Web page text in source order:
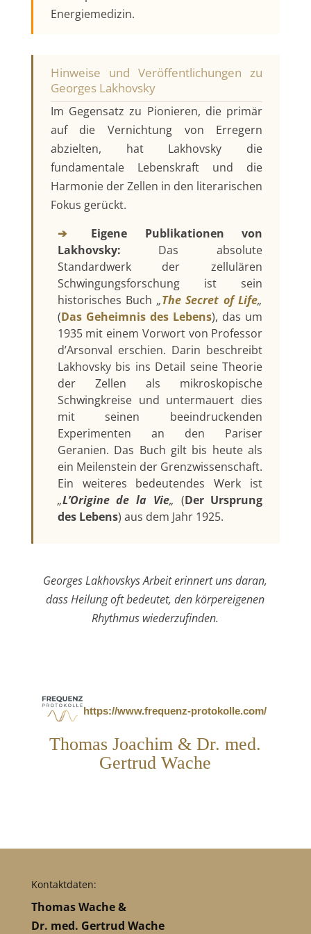
Energiemedizin.
Hinweise und Veröffentlichungen zu
Georges Lakhovsky
Im Gegensatz zu Pionieren, die primär
auf die Vernichtung von Erregern
abzielten, hat Lakhovsky die
fundamentale Lebenskraft und die
Harmonie der Zellen in den literarischen
Fokus gerückt.
➔
Eigene Publikationen von
Lakhovsky: Das absolute
Standardwerk der zellulären
Schwingungsforschung ist sein
historisches Buch „The Secret of Life„
(Das Geheimnis des Lebens), das um
1935 mit einem Vorwort von Professor
d’Arsonval erschien. Darin beschreibt
Lakhovsky bis ins Detail seine Theorie
der Zellen als mikroskopische
Schwingkreise und untermauert dies
mit seinen beeindruckenden
Experimenten an den Pariser
Geranien. Das Buch gilt bis heute als
ein Meilenstein der Grenzwissenschaft.
Ein weiteres bedeutendes Werk ist
„L’Origine de la Vie„ (Der Ursprung
des Lebens) aus dem Jahr 1925.
Georges Lakhovskys Arbeit erinnert uns daran,
dass Heilung oft bedeutet, den körpereigenen
Rhythmus wiederzufinden.
https://www.frequenz-protokolle.com/
Thomas Joachim & Dr. med.
Gertrud Wache
Kontaktdaten:
Thomas Wache &
Dr. med. Gertrud Wache